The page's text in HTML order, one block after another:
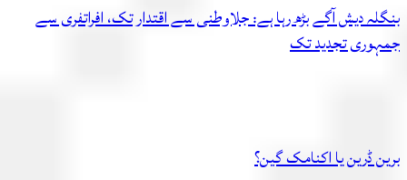
بنگلہ دیش آگے بڑھ رہا ہے: جلاوطنی سے اقتدار تک، افراتفری سے
جمہوری تجدید تک
برین ڈرین یا اکنامک گین؟